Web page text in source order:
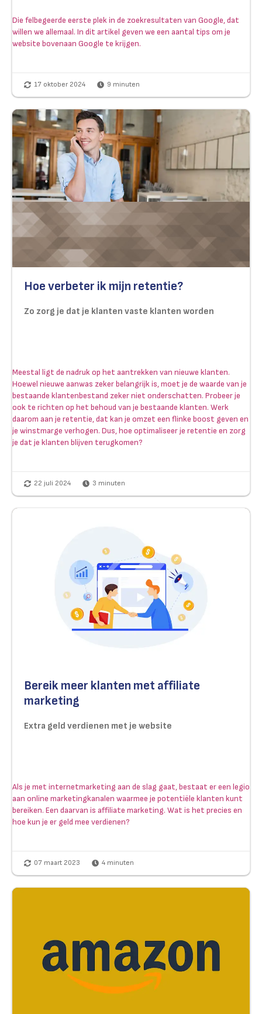
Die felbegeerde eerste plek in de zoekresultaten van Google, dat
willen we allemaal. In dit artikel geven we een aantal tips om je
website bovenaan Google te krijgen.
17 oktober 2024 9 minuten
Hoe verbeter ik mijn retentie?
Zo zorg je dat je klanten vaste klanten worden
Meestal ligt de nadruk op het aantrekken van nieuwe klanten.
Hoewel nieuwe aanwas zeker belangrijk is, moet je de waarde van je
bestaande klantenbestand zeker niet onderschatten. Probeer je
ook te richten op het behoud van je bestaande klanten. Werk
daarom aan je retentie, dat kan je omzet een flinke boost geven en
je winstmarge verhogen. Dus, hoe optimaliseer je retentie en zorg
je dat je klanten blijven terugkomen?
22 juli 2024 3 minuten
Bereik meer klanten met affiliate
marketing
Extra geld verdienen met je website
Als je met internetmarketing aan de slag gaat, bestaat er een legio
aan online marketingkanalen waarmee je potentiële klanten kunt
bereiken. Een daarvan is affiliate marketing. Wat is het precies en
hoe kun je er geld mee verdienen?
07 maart 2023 4 minuten